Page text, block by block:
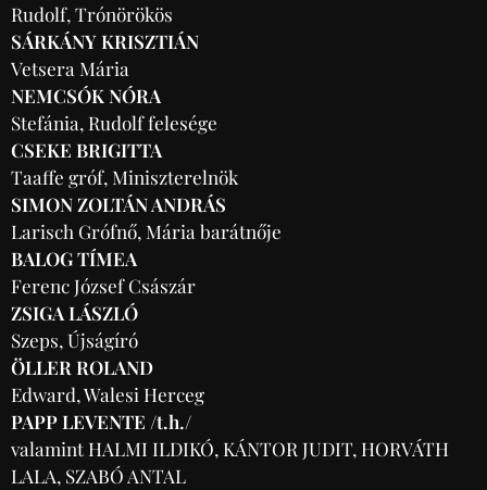
Rudolf, Trónörökös
SÁRKÁNY KRISZTIÁN
Vetsera Mária
NEMCSÓK NÓRA
Stefánia, Rudolf felesége
CSEKE BRIGITTA
Taaffe gróf, Miniszterelnök
SIMON ZOLTÁN ANDRÁS
Larisch Grófnő, Mária barátnője
BALOG TÍMEA
Ferenc József Császár
ZSIGA LÁSZLÓ
Szeps, Újságíró
ÖLLER ROLAND
Edward, Walesi Herceg
PAPP LEVENTE /t.h./
valamint HALMI ILDIKÓ, KÁNTOR JUDIT, HORVÁTH
LALA, SZABÓ ANTAL